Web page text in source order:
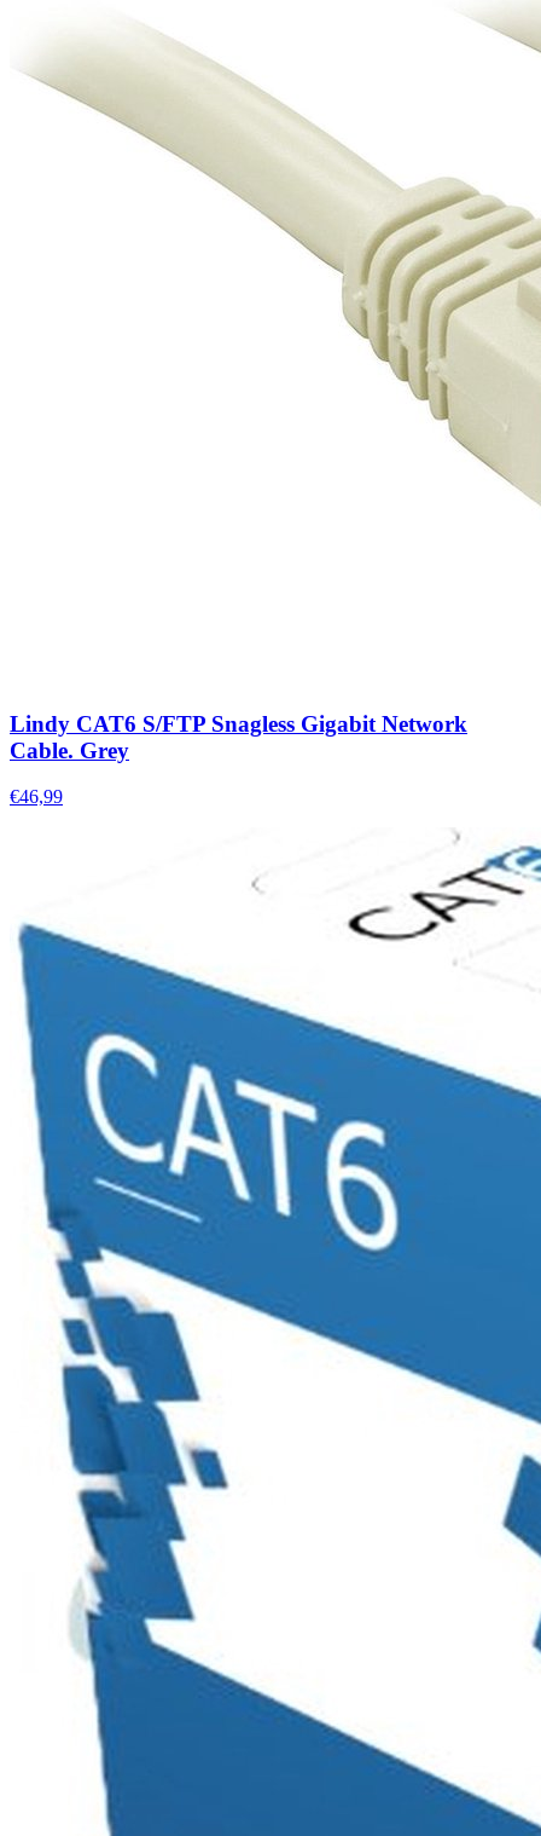
Lindy CAT6 S/FTP Snagless Gigabit Network
Cable. Grey
€46,99